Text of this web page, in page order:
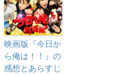
映画版『今日か
ら俺は！！』の
感想とあらすじ